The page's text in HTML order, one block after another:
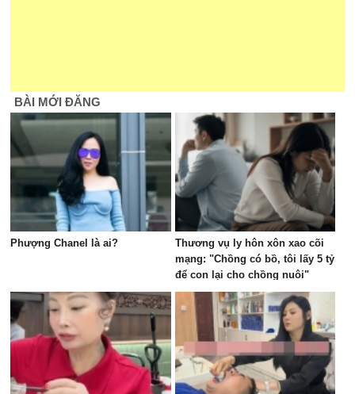
BÀI MỚI ĐĂNG
Phượng Chanel là ai?
Thương vụ ly hôn xôn xao cõi
mạng: "Chồng có bồ, tôi lấy 5 tỷ
để con lại cho chồng nuôi"